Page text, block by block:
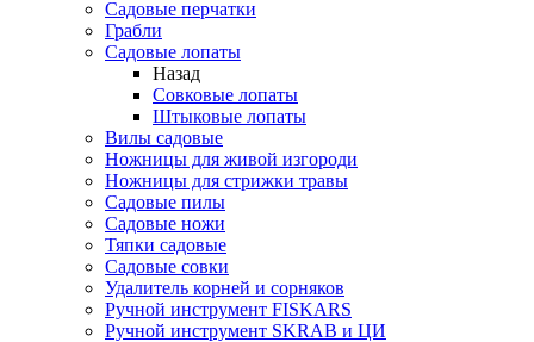
Садовые перчатки
Грабли
Садовые лопаты
Назад
Совковые лопаты
Штыковые лопаты
Вилы садовые
Ножницы для живой изгороди
Ножницы для стрижки травы
Садовые пилы
Садовые ножи
Тяпки садовые
Садовые совки
Удалитель корней и сорняков
Ручной инструмент FISKARS
Ручной инструмент SKRAB и ЦИ